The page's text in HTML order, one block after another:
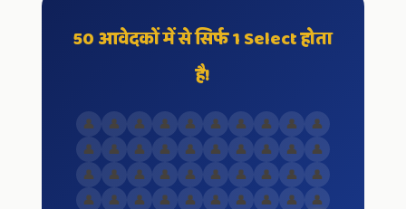
50 आवेदकों में से सिर्फ 1 Select होता
है!
👤 👤 👤 👤 👤 👤 👤 👤 👤
👤
👤
👤 👤 👤 👤 👤 👤 👤 👤
👤
👤
👤 👤 👤 👤 👤 👤 👤 👤
👤
👤
👤 👤 👤 👤 👤 👤 👤 👤
👤